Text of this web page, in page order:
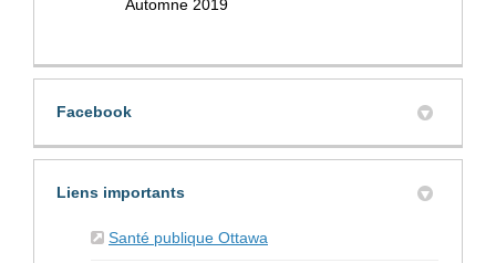
Automne 2019
Facebook
Liens importants
Santé publique Ottawa